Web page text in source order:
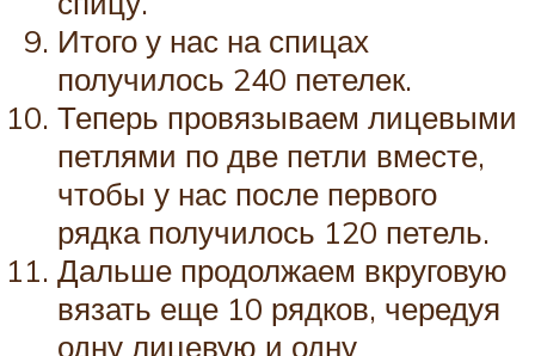
Итого у нас на спицах
получилось 240 петелек.
Теперь провязываем лицевыми
петлями по две петли вместе,
чтобы у нас после первого
рядка получилось 120 петель.
Дальше продолжаем вкруговую
вязать еще 10 рядков, чередуя
одну лицевую и одну